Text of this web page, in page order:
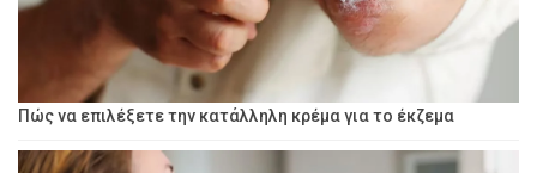
Πώς να επιλέξετε την κατάλληλη κρέμα για το έκζεμα